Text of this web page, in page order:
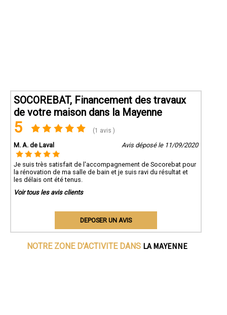
SOCOREBAT, Financement des travaux
de votre maison dans la Mayenne
5 (1 avis )
M. A. de Laval Avis déposé le 11/09/2020
Je suis très satisfait de l'accompagnement de Socorebat pour
la rénovation de ma salle de bain et je suis ravi du résultat et
les délais ont été tenus.
Voir tous les avis clients
DEPOSER UN AVIS
NOTRE ZONE D'ACTIVITE DANS LA MAYENNE